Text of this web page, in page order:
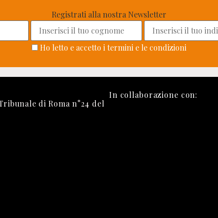
Registrati alla nostra Newsletter
Ho letto e accetto i termini e le condizioni
di Roma n°24 del
In collaborazione con: